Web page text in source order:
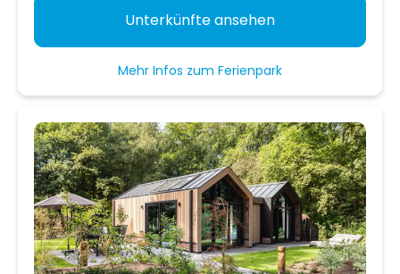
Unterkünfte ansehen
Mehr Infos zum Ferienpark